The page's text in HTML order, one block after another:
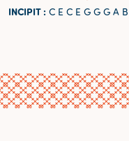
INCIPIT : C E C E G G G A